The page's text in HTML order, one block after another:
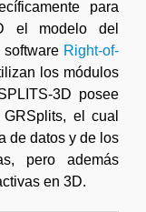
para
el modelo del
Right-of-
los módulos
3D posee
el cual
de datos y de los
pero además
en 3D.